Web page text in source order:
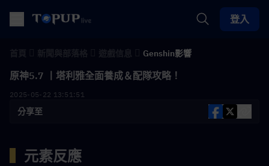
登入
Genshin影響
原神5.7 丨塔利雅全面養成＆配隊攻略！
2025-05-22 13:51:51
分享至
元素反應